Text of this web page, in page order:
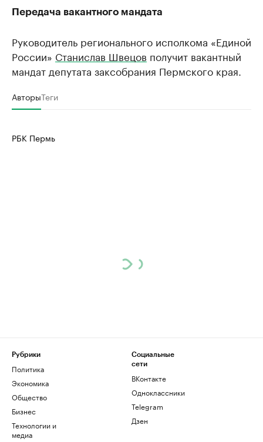
Передача вакантного мандата
Руководитель регионального исполкома «Единой
России» Станислав Швецов получит вакантный
мандат депутата заксобрания Пермского края.
АвторыТеги
РБК Пермь
Рубрики
Политика
Экономика
Общество
Бизнес
Технологии и
медиа
Социальные
сети
ВКонтакте
Одноклассники
Telegram
Дзен